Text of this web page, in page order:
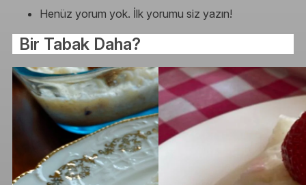
Henüz yorum yok. İlk yorumu siz yazın!
Bir Tabak Daha?